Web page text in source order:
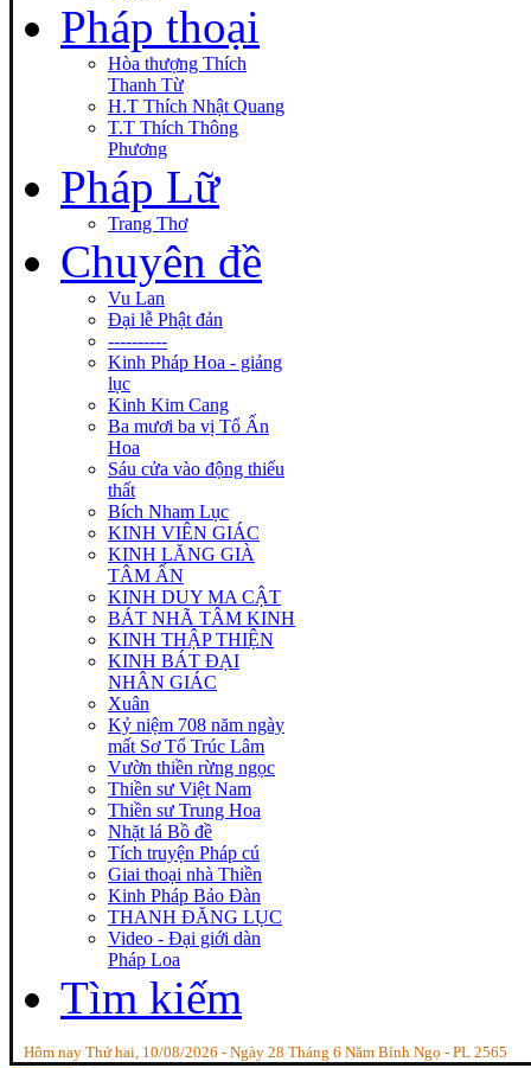
Pháp thoại
Hòa thượng Thích
Thanh Từ
H.T Thích Nhật Quang
T.T Thích Thông
Phương
Pháp Lữ
Trang Thơ
Chuyên đề
Vu Lan
Đại lễ Phật đản
----------
Kinh Pháp Hoa - giảng
lục
Kinh Kim Cang
Ba mươi ba vị Tổ Ấn
Hoa
Sáu cửa vào động thiếu
thất
Bích Nham Lục
KINH VIÊN GIÁC
KINH LĂNG GIÀ
TÂM ẤN
KINH DUY MA CẬT
BÁT NHÃ TÂM KINH
KINH THẬP THIỆN
KINH BÁT ĐẠI
NHÂN GIÁC
Xuân
Kỷ niệm 708 năm ngày
mất Sơ Tổ Trúc Lâm
Vườn thiền rừng ngọc
Thiền sư Việt Nam
Thiền sư Trung Hoa
Nhặt lá Bồ đề
Tích truyện Pháp cú
Giai thoại nhà Thiền
Kinh Pháp Bảo Đàn
THANH ĐĂNG LỤC
Video - Đại giới dàn
Pháp Loa
Tìm kiếm
Hôm nay Thứ hai, 10/08/2026 - Ngày 28 Tháng 6 Năm Bính Ngọ - PL 2565